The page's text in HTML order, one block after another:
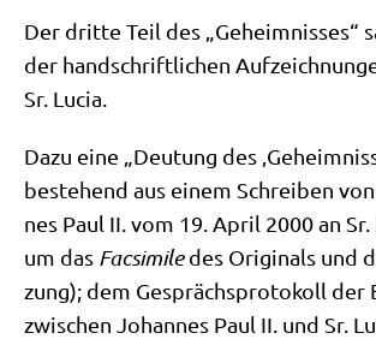
Der drit­te Teil des „Geheim­nis­ses“
der hand­schrift­li­chen
Sr. Lucia.
Dazu eine „Deu­tung des
bestehend aus einem Schrei­ben
nes Paul II. vom 19. April 2000 an
um das Facsi­mi­ledes Ori­gi­nals und
zung); dem Gesprächs­pro­to­koll der
zwi­schen Johan­nes Paul II. und Sr.